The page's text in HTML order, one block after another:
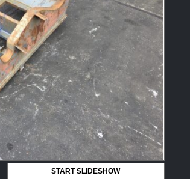
START SLIDESHOW